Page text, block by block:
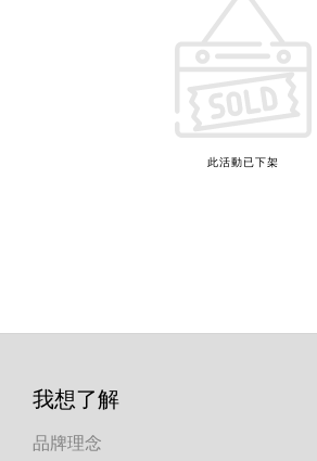
此活動已下架
我想了解
品牌理念